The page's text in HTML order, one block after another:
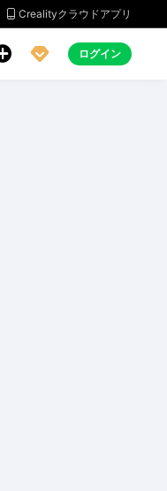
 Crealityクラウドアプリ
 ログイン